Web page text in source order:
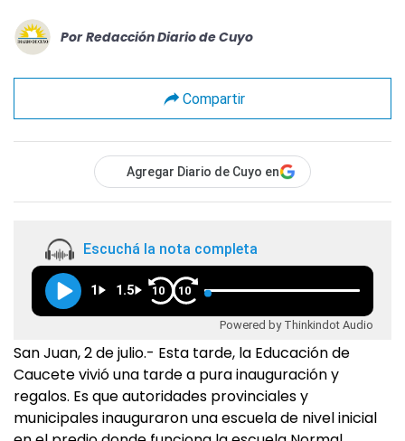
Por Redacción Diario de Cuyo
Compartir
Agregar Diario de Cuyo en
Escuchá la nota completa
1 1.5 10 10
Powered by Thinkindot Audio
San Juan, 2 de julio.- Esta tarde, la Educación de
Caucete vivió una tarde a pura inauguración y
regalos. Es que autoridades provinciales y
municipales inauguraron una escuela de nivel inicial